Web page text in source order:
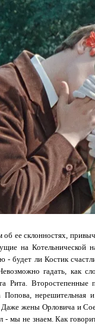
ее склонностях,
на Котельнической
- будет ли Костик
гадать, как
Рита.
Попова, нерешительная
жены Орловича и
мы не знаем. Как